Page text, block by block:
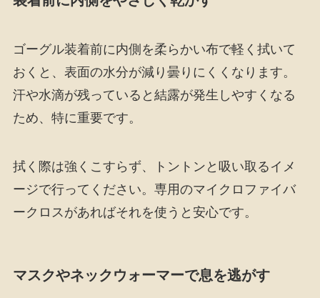
ゴーグル装着前に内側を柔らかい布で軽く拭いて
おくと、表面の水分が減り曇りにくくなります。
汗や水滴が残っていると結露が発生しやすくなる
ため、特に重要です。
拭く際は強くこすらず、トントンと吸い取るイメ
ージで行ってください。専用のマイクロファイバ
ークロスがあればそれを使うと安心です。
マスクやネックウォーマーで息を逃がす